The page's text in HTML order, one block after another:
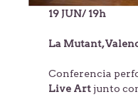
19 JUN/ 19h
La Mutant,
Conferencia
Live Artjunto